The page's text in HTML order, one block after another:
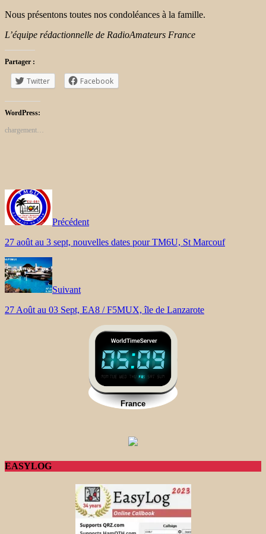
Nous présentons toutes nos condoléances à la famille.
L’équipe rédactionnelle de RadioAmateurs France
Partager :
Twitter Facebook
WordPress:
chargement…
Précédent
27 août au 3 sept, nouvelles dates pour TM6U, St Marcouf
Suivant
27 Août au 03 Sept, EA8 / F5MUX, île de Lanzarote
EASYLOG